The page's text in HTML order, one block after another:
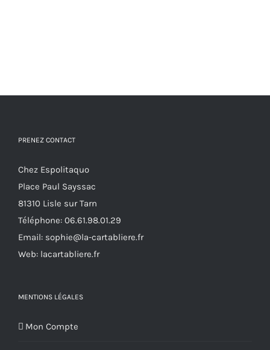
PRENEZ CONTACT
Chez Espolitaquo
Place Paul Sayssac
81310 Lisle sur Tarn
Téléphone: 06.61.98.01.29
Email: sophie@la-cartabliere.fr
Web: lacartabliere.fr
MENTIONS LÉGALES
Mon Compte